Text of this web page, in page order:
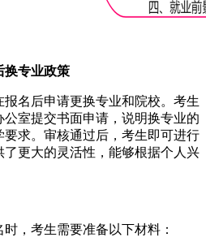
换专业政策
报名后申请更换专业和院校。考生
室提交书面申请，说明换专业的
求。审核通过后，考生即可进行
更大的灵活性，能够根据个人兴
，考生需要准备以下材料：